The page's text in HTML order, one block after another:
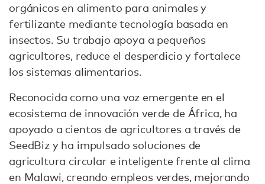
orgánicos en alimento para animales y
fertilizante mediante tecnología basada en
insectos. Su trabajo apoya a pequeños
agricultores, reduce el desperdicio y fortalece
los sistemas alimentarios.
Reconocida como una voz emergente en el
ecosistema de innovación verde de África, ha
apoyado a cientos de agricultores a través de
SeedBiz y ha impulsado soluciones de
agricultura circular e inteligente frente al clima
en Malawi, creando empleos verdes, mejorando